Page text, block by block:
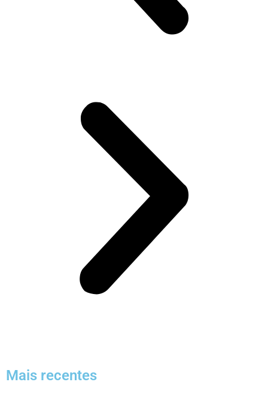
Mais recentes